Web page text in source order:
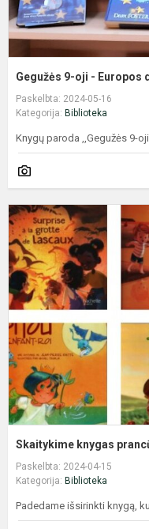
Gegužės 9-oji - Europos
Paskelbta: 2024-05-16
Kategorija: Biblioteka
Knygų paroda ,,Gegužės 9-
Skaitykime knygas
Paskelbta: 2024-04-15
Kategorija: Biblioteka
Padedame išsirinkti knygą,